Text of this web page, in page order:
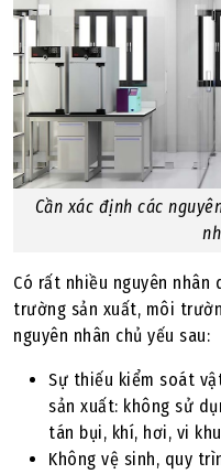
Cần xác định các
Có rất nhiều nguyên
trường sản xuất, môi
nguyên nhân chủ yếu sau:
Sự thiếu kiểm soát
sản xuất: không sử
tán bụi, khí, hơi, vi
Không vệ sinh, quy